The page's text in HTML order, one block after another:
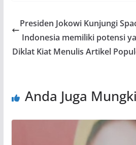
Presiden Jokowi Kunjungi
Indonesia memiliki potensi
Diklat Kiat Menulis Artikel
Anda Juga